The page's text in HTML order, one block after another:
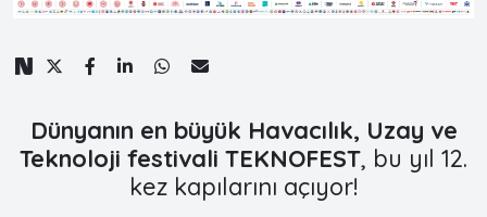
Dünyanın en büyük Havacılık, Uzay ve
Teknoloji festivali TEKNOFEST, bu yıl 12.
kez kapılarını açıyor!